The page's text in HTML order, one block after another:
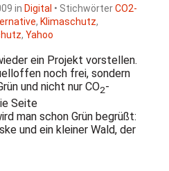
in Digital • StichwörterCO2-
, Klimaschutz,
, Yahoo
ein Projekt vorstellen.
noch frei, sondern
und nicht nur CO2-
Seite
man schon Grün begrüßt:
und ein kleiner Wald, der